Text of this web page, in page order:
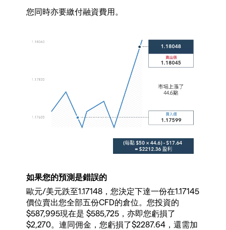
您同時亦要繳付融資費用。
如果您的預測是錯誤的
歐元/美元跌至1.17148，您決定下達一份在1.17145
價位賣出您全部五份CFD的倉位。您投資的
$587,995現在是 $585,725，亦即您虧損了
$2,270。連同佣金，您虧損了$2287.64，還需加